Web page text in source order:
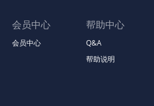
会员中心
会员中心
帮助中心
Q&A
帮助说明